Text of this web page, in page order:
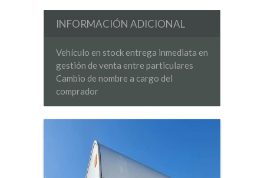
INFORMACIÓN ADICIONAL
Vehículo en stock entrega inmediata en
gestión de venta entre particulares
Cambio de nombre a cargo del
comprador